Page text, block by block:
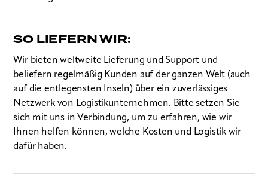
SO LIEFERN WIR:
Wir bieten weltweite Lieferung und Support und
beliefern regelmäßig Kunden auf der ganzen Welt (auch
auf die entlegensten Inseln) über ein zuverlässiges
Netzwerk von Logistikunternehmen. Bitte setzen Sie
sich mit uns in Verbindung, um zu erfahren, wie wir
Ihnen helfen können, welche Kosten und Logistik wir
dafür haben.